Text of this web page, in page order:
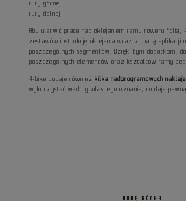
rury górnej
rury dolnej
Aby ułatwić pracę nad oklejaniem ramy roweru folią,
zestawów instrukcję oklejania wraz z mapą aplikacji
poszczególnych segmentów. Dzięki tym dodatkom,
poszczególnych elementów oraz kształtów ramy
4-bike dodaje również kilka nadprogramowych
wykorzystać według własnego uznania, co daje